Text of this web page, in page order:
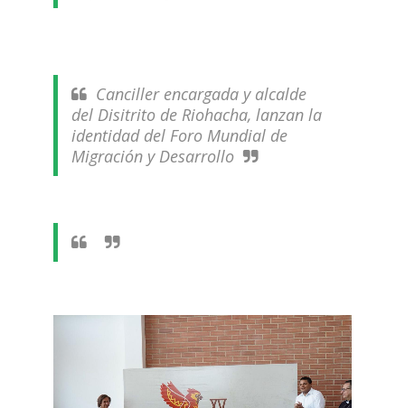
Canciller encargada y alcalde
del Disitrito de Riohacha, lanzan la
identidad del Foro Mundial de
Migración y Desarrollo